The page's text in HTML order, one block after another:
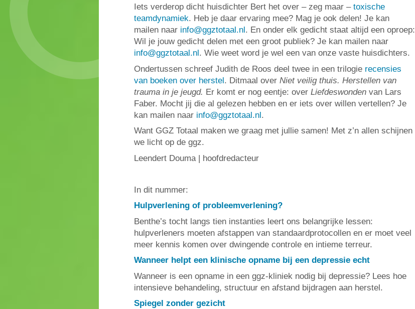
Iets verderop dicht huisdichter Bert het over – zeg maar – toxische
teamdynamiek. Heb je daar ervaring mee? Mag je ook delen! Je kan
mailen naar info@ggztotaal.nl . En onder elk gedicht staat altijd een oproep:
Wil je jouw gedicht delen met een groot publiek? Je kan mailen naar
info@ggztotaal.nl . Wie weet word je wel een van onze vaste huisdichters.
Ondertussen schreef Judith de Roos deel twee in een trilogie recensies
van boeken over herstel. Ditmaal over Niet veilig thuis. Herstellen van
trauma in je jeugd. Er komt er nog eentje: over Liefdeswonden van Lars
Faber. Mocht jij die al gelezen hebben en er iets over willen vertellen? Je
kan mailen naar info@ggztotaal.nl.
Want GGZ Totaal maken we graag met jullie samen! Met z’n allen schijnen
we licht op de ggz.
Leendert Douma | hoofdredacteur
In dit nummer:
Hulpverlening of probleemverlening?
Benthe’s tocht langs tien instanties leert ons belangrijke lessen:
hulpverleners moeten afstappen van standaardprotocollen en er moet veel
meer kennis komen over dwingende controle en intieme terreur.
Wanneer helpt een klinische opname bij een depressie echt
Wanneer is een opname in een ggz-kliniek nodig bij depressie? Lees hoe
intensieve behandeling, structuur en afstand bijdragen aan herstel.
Spiegel zonder gezicht